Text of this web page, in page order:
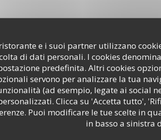
e i suoi partner utilizzano
di dati personali. I cookies
predefinita. Altri cookies
servono per analizzare la tua
(ad esempio, legate ai social
Clicca su 'Accetta tutto',
Puoi modificare le tue scelte in
in basso a sinistra
et très bons plats!
Servizio: 4/5
étaient très bon , cuisson très bien , la
également, endroit très sympathique entouré